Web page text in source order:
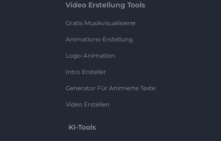
Video Erstellung Tools
Gratis Musikvisualisierer
Animations-Erstellung
Logo-Animation
Intro Ersteller
Generator Für Animierte Texte
Video Erstellen
KI-Tools